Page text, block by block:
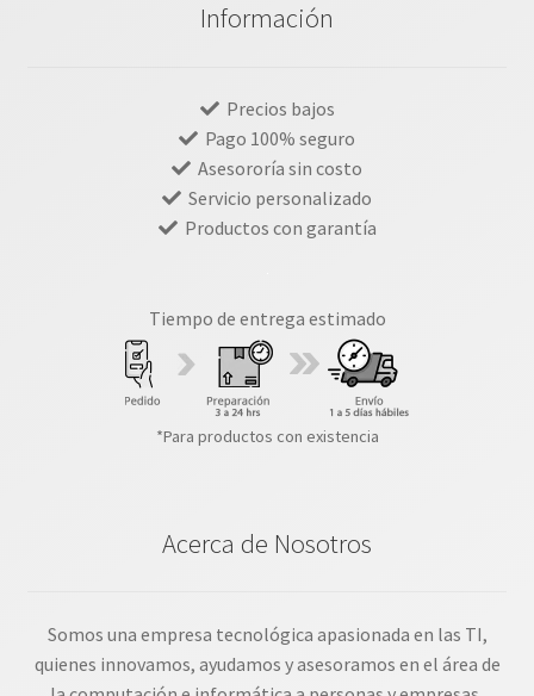
Información
Precios bajos
Pago 100% seguro
Asesororía sin costo
Servicio personalizado
Productos con garantía
Tiempo de entrega estimado
*Para productos con existencia
Acerca de Nosotros
Somos una empresa tecnológica apasionada en las TI,
quienes innovamos, ayudamos y asesoramos en el área de